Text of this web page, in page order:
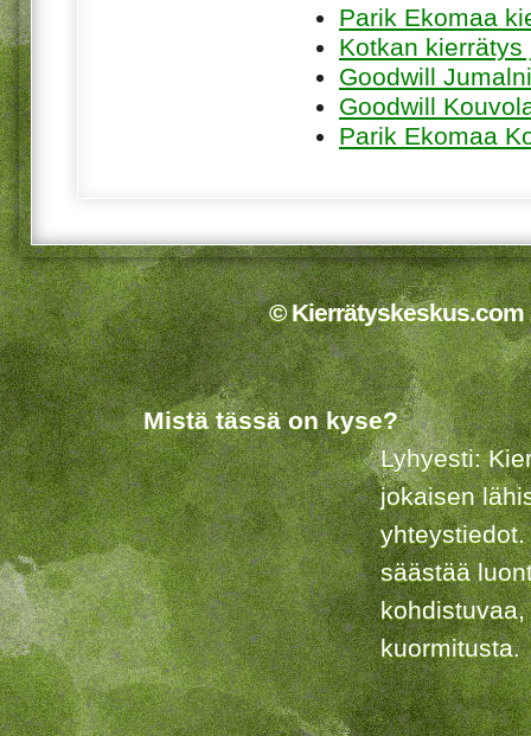
Parik Ekomaa
Kotkan kierrätys
Goodwill
Goodwill
Parik Ekomaa
© Kierrätyskeskus.com
Mistä tässä on kyse?
Lyhyesti:
jokaisen
säästää
kuormitusta.